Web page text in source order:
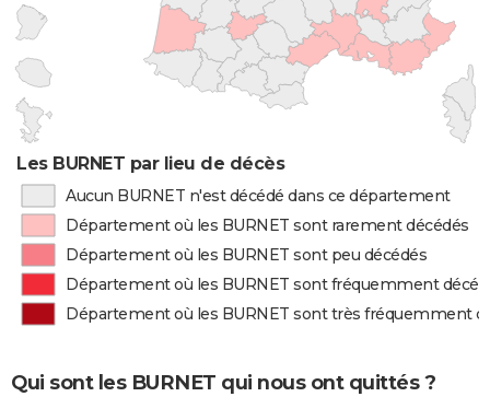
Les BURNET par lieu de décès
Aucun BURNET n'est décédé dans ce département
Département où les BURNET sont rarement décédés
Département où les BURNET sont peu décédés
Département où les BURNET sont fréquemment
Département où les BURNET sont très fréquemment
Qui sont les BURNET qui nous ont quittés ?